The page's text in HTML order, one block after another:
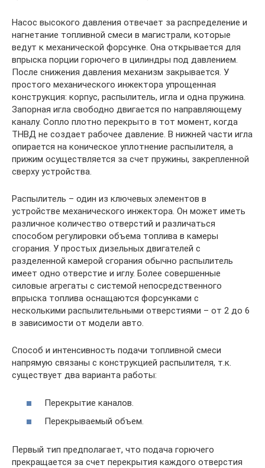
Насос высокого давления отвечает за распределение и
нагнетание топливной смеси в магистрали, которые
ведут к механической форсунке. Она открывается для
впрыска порции горючего в цилиндры под давлением.
После снижения давления механизм закрывается. У
простого механического инжектора упрощенная
конструкция: корпус, распылитель, игла и одна пружина.
Запорная игла свободно двигается по направляющему
каналу. Сопло плотно перекрыто в тот момент, когда
ТНВД не создает рабочее давление. В нижней части игла
опирается на коническое уплотнение распылителя, а
прижим осуществляется за счет пружины, закрепленной
сверху устройства.
Распылитель – один из ключевых элементов в
устройстве механического инжектора. Он может иметь
различное количество отверстий и различаться
способом регулировки объема топлива в камеры
сгорания. У простых дизельных двигателей с
разделенной камерой сгорания обычно распылитель
имеет одно отверстие и иглу. Более совершенные
силовые агрегаты с системой непосредственного
впрыска топлива оснащаются форсунками с
несколькими распылительными отверстиями – от 2 до 6
в зависимости от модели авто.
Способ и интенсивность подачи топливной смеси
напрямую связаны с конструкцией распылителя, т.к.
существует два варианта работы:
Перекрытие каналов.
Перекрываемый объем.
Первый тип предполагает, что подача горючего
прекращается за счет перекрытия каждого отверстия